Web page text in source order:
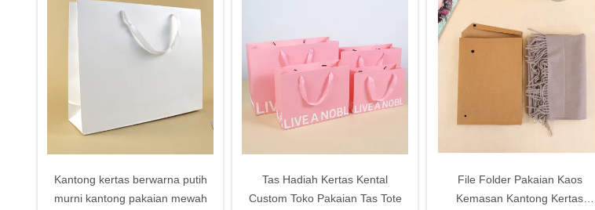
Kantong kertas berwarna putih
murni kantong pakaian mewah
Tas Hadiah Kertas Kental
Custom Toko Pakaian Tas Tote
File Folder Pakaian Kaos
Kemasan Kantong Kertas